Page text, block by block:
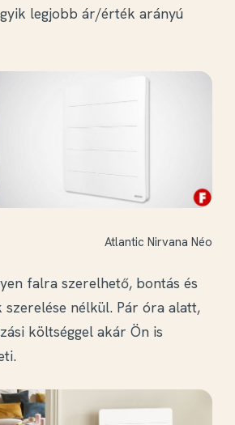
legjobb ár/érték arányú
Atlantic Nirvana Néo
falra szerelhető, bontás és
szerelése nélkül. Pár óra alatt,
költséggel akár Ön is